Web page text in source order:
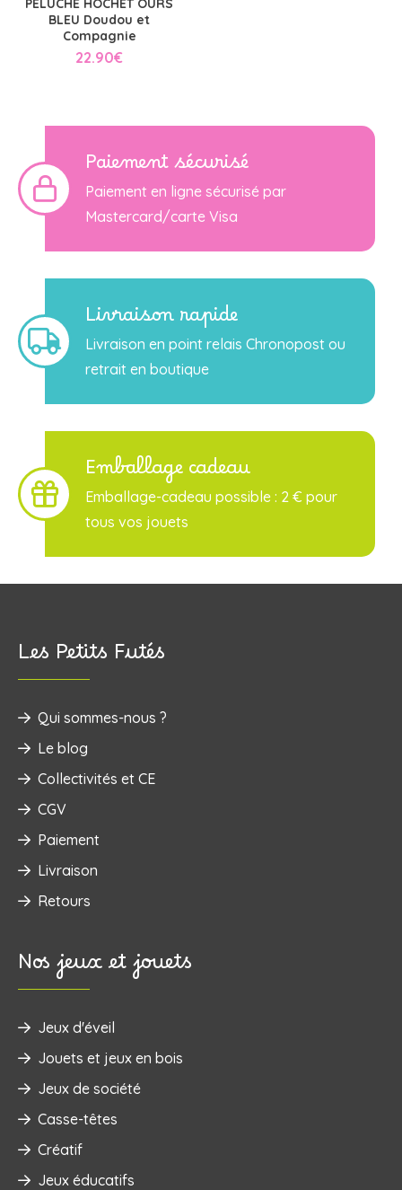
BLEU Doudou et
Compagnie
22.90€
Paiement sécurisé
Paiement en ligne sécurisé par
Mastercard/carte Visa
Livraison rapide
Livraison en point relais Chronopost ou
retrait en boutique
Emballage cadeau
Emballage-cadeau possible : 2 € pour
tous vos jouets
Les Petits Futés
Qui sommes-nous ?
Le blog
Collectivités et CE
CGV
Paiement
Livraison
Retours
Nos jeux et jouets
Jeux d'éveil
‌Jouets et jeux en bois
Jeux de société
Casse-têtes
Créatif
Jeux éducatifs